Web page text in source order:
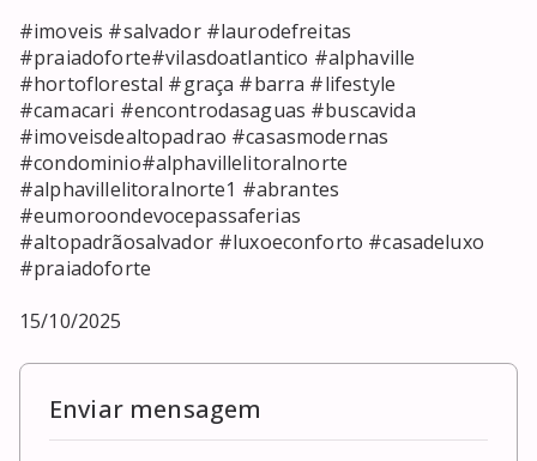
#imoveis #salvador #laurodefreitas
#praiadoforte#vilasdoatlantico #alphaville
#hortoflorestal #graça #barra #lifestyle
#camacari #encontrodasaguas #buscavida
#imoveisdealtopadrao #casasmodernas
#condominio#alphavillelitoralnorte
#alphavillelitoralnorte1 #abrantes
#eumoroondevocepassaferias
#altopadrãosalvador #luxoeconforto #casadeluxo
#praiadoforte
15/10/2025
Enviar mensagem